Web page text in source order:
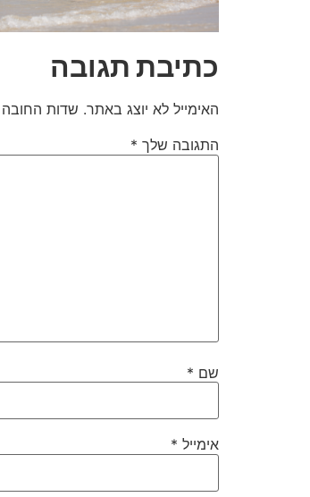
כתיבת תגובה
האימייל לא יוצג באתר. שדות החובה
התגובה שלך *
שם *
אימייל *